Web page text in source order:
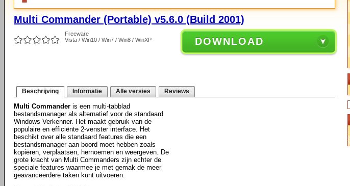
Multi Commander (Portable) v5.6.0 (Build 2001)
Freeware
Vista / Win10 / Win7 / Win8 / WinXP
DOWNLOAD
Beschrijving Informatie Alle versies Reviews
Multi Commander is een multi-tabblad
bestandsmanager als alternatief voor de standaard
Windows Verkenner. Het maakt gebruik van de
populaire en efficiënte 2-venster interface. Het
beschikt over alle standaard features die een
bestandsmanager aan boord moet hebben zoals
kopiëren, verplaatsen, hernoemen en weergeven. De
grote kracht van Multi Commanders zijn echter de
speciale features waarmee je met gemak de meer
geavanceerdere taken kunt uitvoeren.